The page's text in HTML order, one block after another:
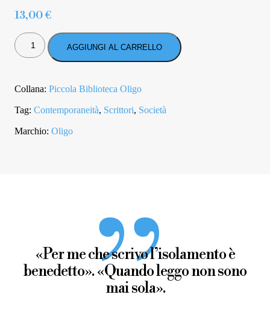
13,00€
SOLITUDINI
QUANTITÀ
AGGIUNGI AL CARRELLO
Collana: Piccola Biblioteca Oligo
Tag: Contemporaneità, Scrittori, Società
Marchio: Oligo
«Per me che scrivo l’isolamento è
benedetto». «Quando leggo non sono
mai sola».